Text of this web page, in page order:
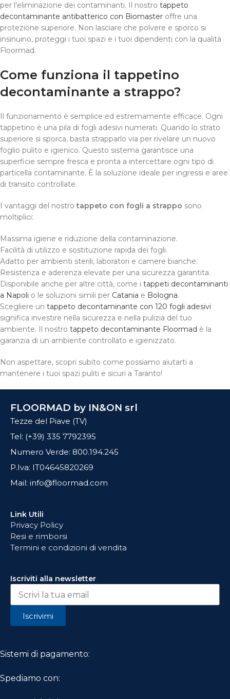
per l’eliminazione dei contaminanti. Il nostro tappeto
decontaminante antibatterico con Biomaster offre una
protezione superiore. Non lasciare che polvere e sporco si
insinuino, proteggi i tuoi spazi e i tuoi dipendenti con la qualità
Floormad.
Come funziona il tappetino
decontaminante a strappo?
Il funzionamento è semplice ed estremamente efficace. Ogni
tappetino è una pila di fogli adesivi numerati. Quando lo strato
superiore si sporca, basta strapparlo via per rivelare un nuovo
foglio pulito e igienico. Questo sistema garantisce una
superficie sempre fresca e pronta a intercettare ogni tipo di
particella contaminante. È la soluzione ideale per ingressi e aree
di transito controllate.
I vantaggi del nostrotappeto con fogli a strappo sono
moltiplici:
Massima igiene e riduzione della contaminazione.
Facilità di utilizzo e sostituzione rapida dei fogli.
Adatto per ambienti sterili, laboratori e camere bianche.
Resistenza e aderenza elevate per una sicurezza garantita.
Disponibile anche per altre città, come i tappeti decontaminanti
a Napoli o le soluzioni simili per Catania e Bologna.
Scegliere un tappeto decontaminante con 120 fogli adesivi
significa investire nella sicurezza e nella pulizia del tuo
ambiente. Il nostro tappeto decontaminante Floormad è la
garanzia di un ambiente controllato e igienizzato.
Non aspettare, scopri subito come possiamo aiutarti a
mantenere i tuoi spazi puliti e sicuri a Taranto!
FLOORMAD by IN&ON srl
Tezze del Piave (TV)
Tel: (+39) 335 7792395
Numero Verde: 800.194.245
P.Iva: IT04645820269
Mail: info@floormad.com
Link Utili
Privacy Policy
Resi e rimborsi
Termini e condizioni di vendita
Iscriviti alla newsletter
Iscrivimi
Sistemi di pagamento:
Spediamo con: